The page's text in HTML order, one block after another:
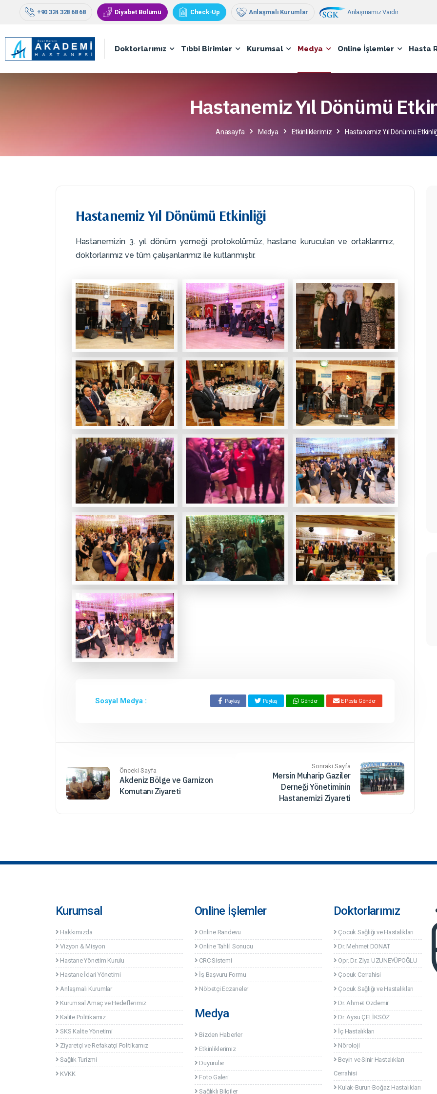
+90 324 328 68 68 Diyabet Bölümü Check-Up Anlaşmalı Kurumlar Anlaşmamız Vardır
Doktorlarımız Tıbbi Birimler Kurumsal Medya Online İşlemler Hasta
Hastanemiz Yıl Dönümü
Anasayfa Medya Etkinliklerimiz Hastanemiz Yıl Dönümü
Hastanemiz Yıl Dönümü Etkinliği
Hastanemizin 3. yıl dönüm yemeği protokolümüz, hastane kurucuları ve ortaklarımız,
doktorlarımız ve tüm çalışanlarımız ile kutlanmıştır.
Sosyal Medya : Paylaş Paylaş Gönder E-Posta Gönder
Önceki Sayfa
Akdeniz Bölge ve Garnizon
Komutanı Ziyareti
Sonraki Sayfa
Mersin Muharip Gaziler
Derneği Yönetiminin
Hastanemizi Ziyareti
Kurumsal
Hakkımızda
Vizyon & Misyon
Hastane Yönetim Kurulu
Hastane İdari Yönetimi
Anlaşmalı Kurumlar
Kurumsal Amaç ve Hedeflerimiz
Kalite Politikamız
SKS Kalite Yönetimi
Ziyaretçi ve Refakatçi Politikamız
Sağlık Turizmi
KVKK
Online İşlemler
Online Randevu
Online Tahlil Sonucu
CRC Sistemi
İş Başvuru Formu
Nöbetçi Eczaneler
Medya
Bizden Haberler
Etkinliklerimiz
Duyurular
Foto Galeri
Sağlıklı Bilgiler
Doktorlarımız
Çocuk Sağlığı ve Hastalıkları
Dr. Mehmet DONAT
Opr. Dr. Ziya UZUNEYÜPOĞLU
Çocuk Cerrahisi
Çocuk Sağlığı ve Hastalıkları
Dr. Ahmet Özdemir
Dr. Aysu ÇELİKSÖZ
İç Hastalıkları
Nöroloji
Beyin ve Sinir Hastalıkları
Cerrahisi
Kulak-Burun-Boğaz Hastalıkları